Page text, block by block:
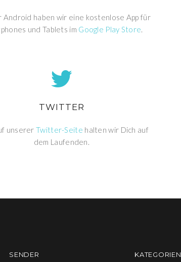
Android haben wir eine kostenlose App für
und Tablets im Google Play Store.
TWITTER
unsererTwitter-Seite halten wir Dich auf
dem Laufenden.
SENDER KATEGORIEN